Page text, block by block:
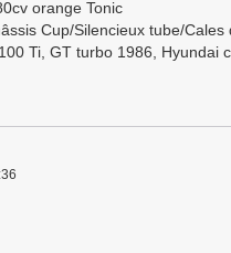
orange Tonic
Cup/Silencieux tube/
Ti, GT turbo 1986, Hyundai